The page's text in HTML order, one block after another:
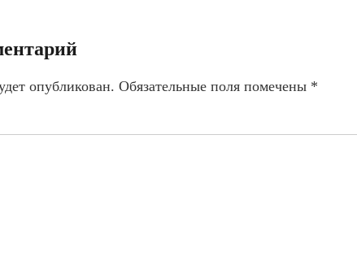
опубликован. Обязательные поля помечены *